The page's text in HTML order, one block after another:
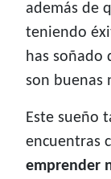
además de
teniendo
has soñado
son buenas
Este sueño
encuentras
emprender